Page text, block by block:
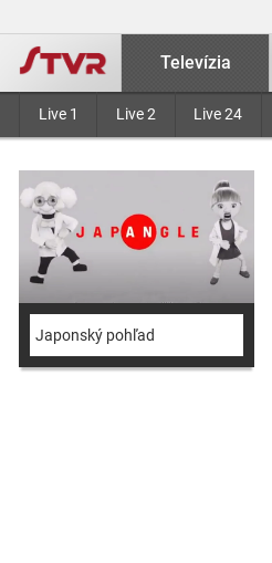
Televízia
Live 1 Live 2 Live 24
Japonský pohľad